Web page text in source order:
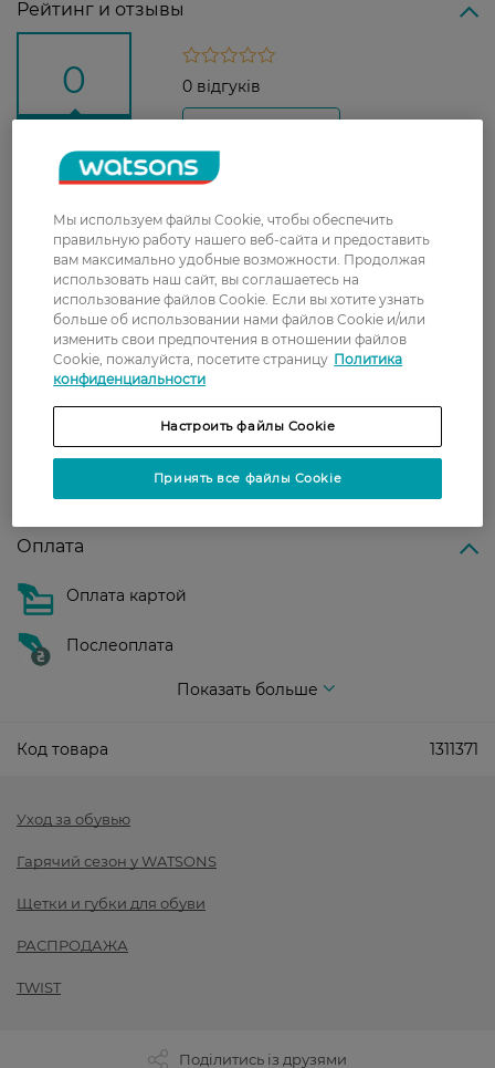
Рейтинг и отзывы
0 0 відгуків
Новая почта
В отделение Новой почты - 99 грн, бесплатно
от 699 грн
Укрпочта
Стоимость доставки – 79 грн, бесплатная
Забрать сегодня в магазине Watsons
Стоимость доставки – 0 грн
Показать больше
Оплата
Оплата картой
Послеоплата
Показать больше
Код товара 1311371
Уход за обувью
Гарячий сезон у WATSONS
Щетки и губки для обуви
РАСПРОДАЖА
TWIST
Поділитись із друзями
Мы используем файлы Cookie, чтобы обеспечить
правильную работу нашего веб-сайта и предоставить
вам максимально удобные возможности. Продолжая
использовать наш сайт, вы соглашаетесь на
использование файлов Cookie. Если вы хотите узнать
больше об использовании нами файлов Cookie и/или
изменить свои предпочтения в отношении файлов
Cookie, пожалуйста, посетите страницу Политика
конфиденциальности
Настроить файлы Cookie
Принять все файлы Cookie